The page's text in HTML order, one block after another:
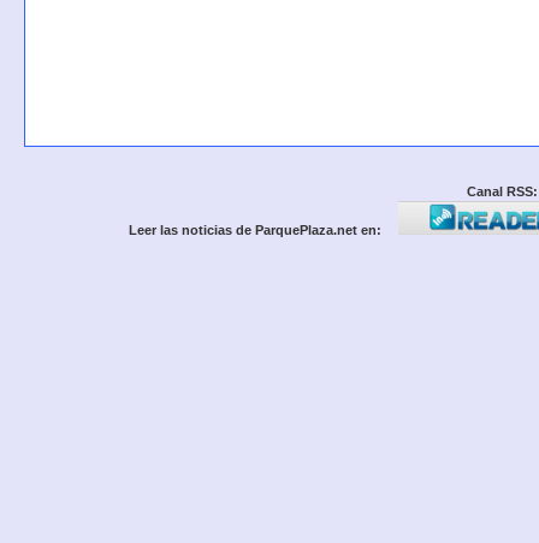
Canal RSS:
Leer las noticias de ParquePlaza.net en: